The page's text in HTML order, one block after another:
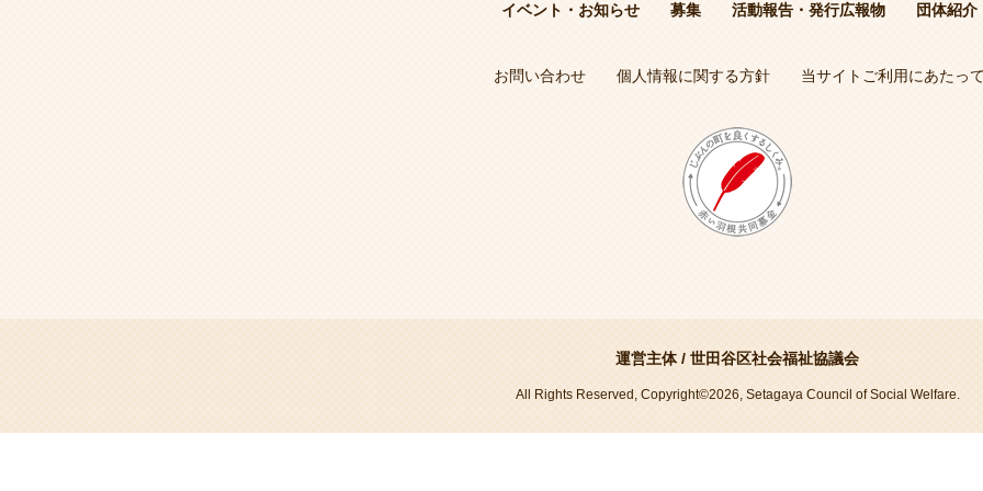
イベント・お知らせ 募集 活動報告・発行広報物 団体紹介
お問い合わせ 個人情報に関する方針 当サイトご利用にあたっ
運営主体 / 世田谷区社会福祉協議会
All Rights Reserved, Copyright©2026, Setagaya Council of Social Welfare.